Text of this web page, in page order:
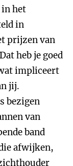
in het
in
prijzen van
heb je goed
impliceert
jij.
bezigen
van
band
afwijken,